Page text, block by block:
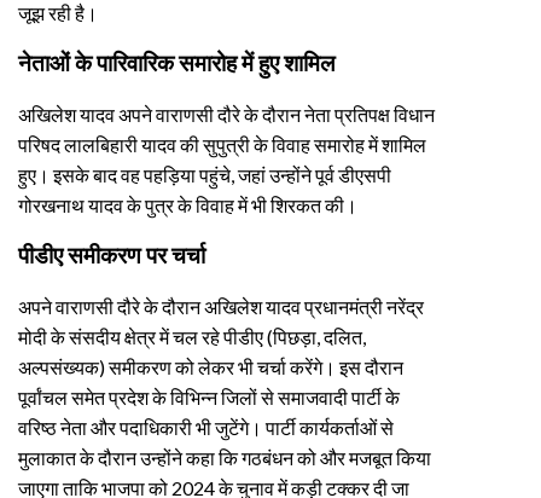
जूझ रही है।
नेताओं के पारिवारिक समारोह में हुए शामिल
अखिलेश यादव अपने वाराणसी दौरे के दौरान नेता प्रतिपक्ष विधान
परिषद लालबिहारी यादव की सुपुत्री के विवाह समारोह में शामिल
हुए। इसके बाद वह पहड़िया पहुंचे, जहां उन्होंने पूर्व डीएसपी
गोरखनाथ यादव के पुत्र के विवाह में भी शिरकत की।
पीडीए समीकरण पर चर्चा
अपने वाराणसी दौरे के दौरान अखिलेश यादव प्रधानमंत्री नरेंद्र
मोदी के संसदीय क्षेत्र में चल रहे पीडीए (पिछड़ा, दलित,
अल्पसंख्यक) समीकरण को लेकर भी चर्चा करेंगे। इस दौरान
पूर्वांचल समेत प्रदेश के विभिन्न जिलों से समाजवादी पार्टी के
वरिष्ठ नेता और पदाधिकारी भी जुटेंगे। पार्टी कार्यकर्ताओं से
मुलाकात के दौरान उन्होंने कहा कि गठबंधन को और मजबूत किया
जाएगा ताकि भाजपा को 2024 के चुनाव में कड़ी टक्कर दी जा